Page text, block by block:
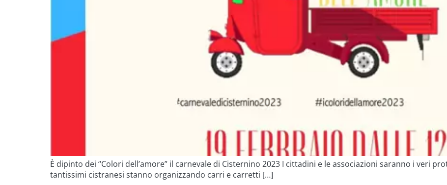
È dipinto dei “Colori dell’amore” il carnevale di Cisternino 2023 I cittadini e le associazioni saranno i veri
tantissimi cistranesi stanno organizzando carri e carretti […]